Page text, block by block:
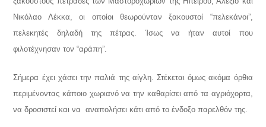
Νικόλαο Λέκκα, οι οποίοι θεωρούνταν ξακουστοί “πελεκάνοι”,
πελεκητές δηλαδή της πέτρας. Ίσως να ήταν αυτοί που
φιλοτέχνησαν τον “αράπη”.
Σήμερα έχει χάσει την παλιά της αίγλη. Στέκεται όμως ακόμα όρθια
περιμένοντας κάποιο χωριανό να την καθαρίσει από τα αγριόχορτα,
να δροσιστεί και να αναπολήσει κάτι από το ένδοξο παρελθόν της.